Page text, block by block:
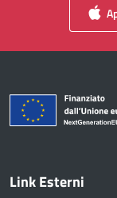
Link Esterni